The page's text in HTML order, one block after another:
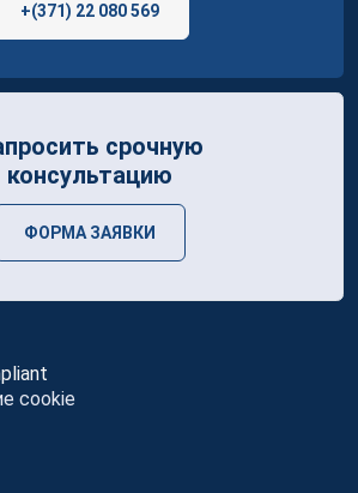
cookie
+(371) 22 080 569
срочную
консультацию
ФОРМА ЗАЯВКИ